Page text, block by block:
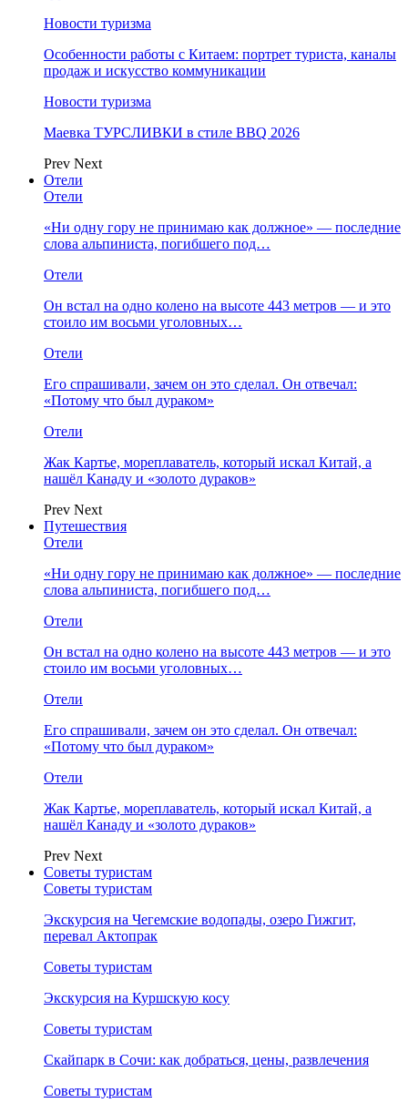
Новости туризма
Особенности работы с Китаем: портрет туриста, каналы
продаж и искусство коммуникации
Новости туризма
Маевка ТУРСЛИВКИ в стиле BBQ 2026
Prev Next
Отели
Отели
«Ни одну гору не принимаю как должное» — последние
слова альпиниста, погибшего под…
Отели
Он встал на одно колено на высоте 443 метров — и это
стоило им восьми уголовных…
Отели
Его спрашивали, зачем он это сделал. Он отвечал:
«Потому что был дураком»
Отели
Жак Картье, мореплаватель, который искал Китай, а
нашёл Канаду и «золото дураков»
Prev Next
Путешествия
Отели
«Ни одну гору не принимаю как должное» — последние
слова альпиниста, погибшего под…
Отели
Он встал на одно колено на высоте 443 метров — и это
стоило им восьми уголовных…
Отели
Его спрашивали, зачем он это сделал. Он отвечал:
«Потому что был дураком»
Отели
Жак Картье, мореплаватель, который искал Китай, а
нашёл Канаду и «золото дураков»
Prev Next
Советы туристам
Советы туристам
Экскурсия на Чегемские водопады, озеро Гижгит,
перевал Актопрак
Советы туристам
Экскурсия на Куршскую косу
Советы туристам
Скайпарк в Сочи: как добраться, цены, развлечения
Советы туристам